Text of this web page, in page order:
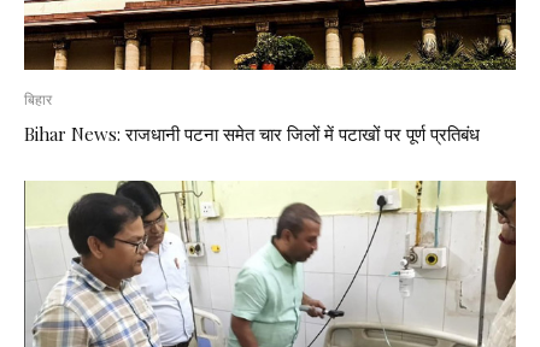
बिहार
Bihar News: राजधानी पटना समेत चार जिलों में पटाखों पर पूर्ण प्रतिबंध